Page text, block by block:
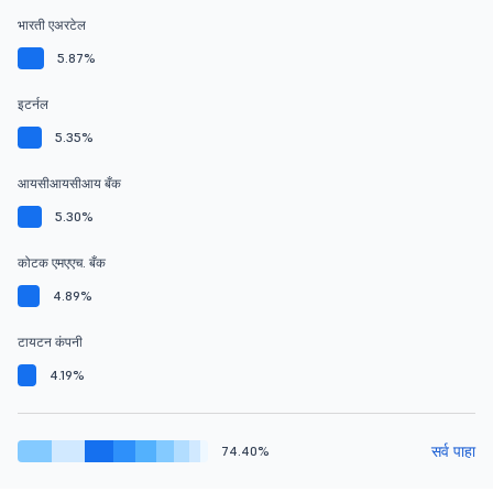
भारती एअरटेल
5.87%
इटर्नल
5.35%
आयसीआयसीआय बँक
5.30%
कोटक एमएएच. बँक
4.89%
टायटन कंपनी
4.19%
74.40% सर्व पाहा